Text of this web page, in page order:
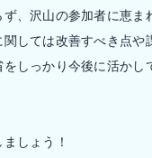
、沢山の参加者に恵ま
しては改善すべき点や
しっかり今後に活かし
しょう！